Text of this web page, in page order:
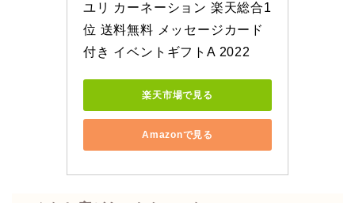
ユリ カーネーション 楽天総合1
位 送料無料 メッセージカード
付き イベントギフトA 2022
楽天市場で見る
Amazonで見る